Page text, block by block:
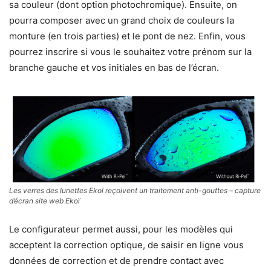
sa couleur (dont option photochromique). Ensuite, on
pourra composer avec un grand choix de couleurs la
monture (en trois parties) et le pont de nez. Enfin, vous
pourrez inscrire si vous le souhaitez votre prénom sur la
branche gauche et vos initiales en bas de l’écran.
Les verres des lunettes Ekoï reçoivent un traitement anti-gouttes – capture
d’écran site web Ekoï
Le configurateur permet aussi, pour les modèles qui
acceptent la correction optique, de saisir en ligne vous
données de correction et de prendre contact avec